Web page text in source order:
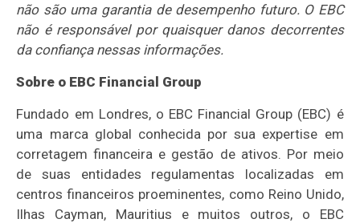
não são uma garantia de desempenho futuro. O EBC
não é responsável por quaisquer danos decorrentes
da confiança nessas informações.
Sobre o EBC Financial Group
Fundado em Londres, o EBC Financial Group (EBC) é
uma marca global conhecida por sua expertise em
corretagem financeira e gestão de ativos. Por meio
de suas entidades regulamentas localizadas em
centros financeiros proeminentes, como Reino Unido,
Ilhas Cayman, Mauritius e muitos outros, o EBC